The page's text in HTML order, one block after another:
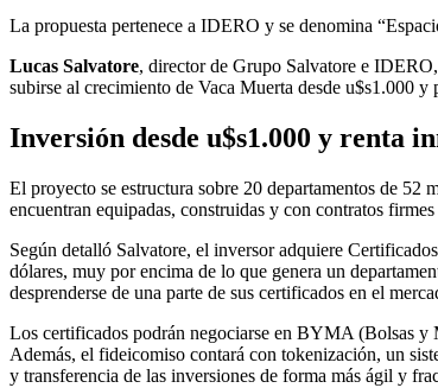
La propuesta pertenece a IDERO y se denomina
Lucas Salvatore, director de Grupo Salvatore e
subirse al crecimiento de Vaca Muerta desde u$s1.000
Inversión desde u$s1.000 y renta
El proyecto se estructura sobre 20 departamentos de
encuentran equipadas, construidas y con contratos firmes
Según detalló Salvatore, el inversor adquiere
dólares, muy por encima de lo que genera un
desprenderse de una parte de sus certificados en el
Los certificados podrán negociarse en BYMA (Bolsas y
Además, el fideicomiso contará con tokenización, un
y transferencia de las inversiones de forma más ágil y